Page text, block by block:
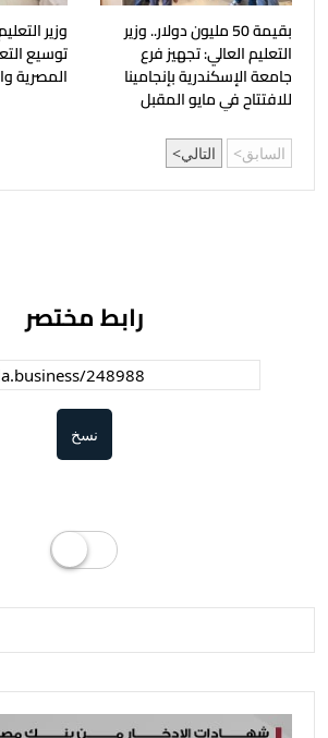
بقيمة 50 مليون دولار.. وزير
التعليم العالي: تجهيز فرع
جامعة الإسكندرية بإنجامينا
للافتتاح في مايو المقبل
وزير
توسيع
المصرية
السابق التالي
رابط مختصر
نسخ